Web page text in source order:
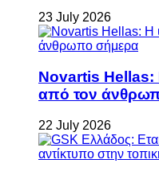
23 July 2026
Novartis Hellas:
από τον
22 July 2026